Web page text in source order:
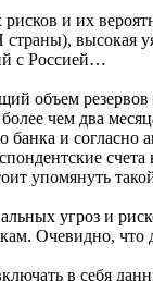
и их
высокая
с Россией…
объем
чем два
банка и
упомянуть
угроз и
Очевидно, что
в себя